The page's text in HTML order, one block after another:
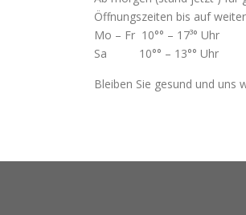
Öffnungszeiten bis auf
Mo – Fr 10°° – 17³° Uhr
Sa 10°° – 13°° Uhr
Bleiben Sie gesund und uns